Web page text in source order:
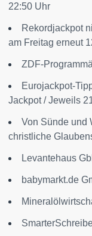
22:50 Uhr
Rekordjackpot
am Freitag erneut
ZDF-
Eurojackpot-
Jackpot / Jeweils
Von Sünde und
christliche
Levantehaus
babymarkt.de